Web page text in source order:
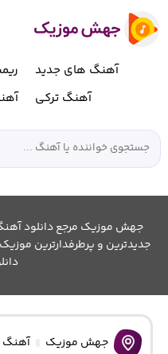
آهنگ های جدید
آهنگ ترکی
جهش موزیک مرجع دانلود آهنگ
جدیدترین و پرطرفدارترین
جهش موزیک آهنگ